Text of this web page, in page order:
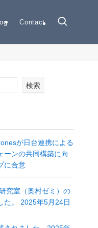
Contact
検索
が日台連携による
ーンの共同構築に向
に合意
究室（奥村ゼミ）の
た。 2025年5月24日